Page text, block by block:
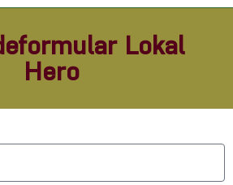
Lokal
Hero